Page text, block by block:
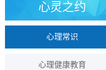
心灵之约
心理常识
心理健康教育